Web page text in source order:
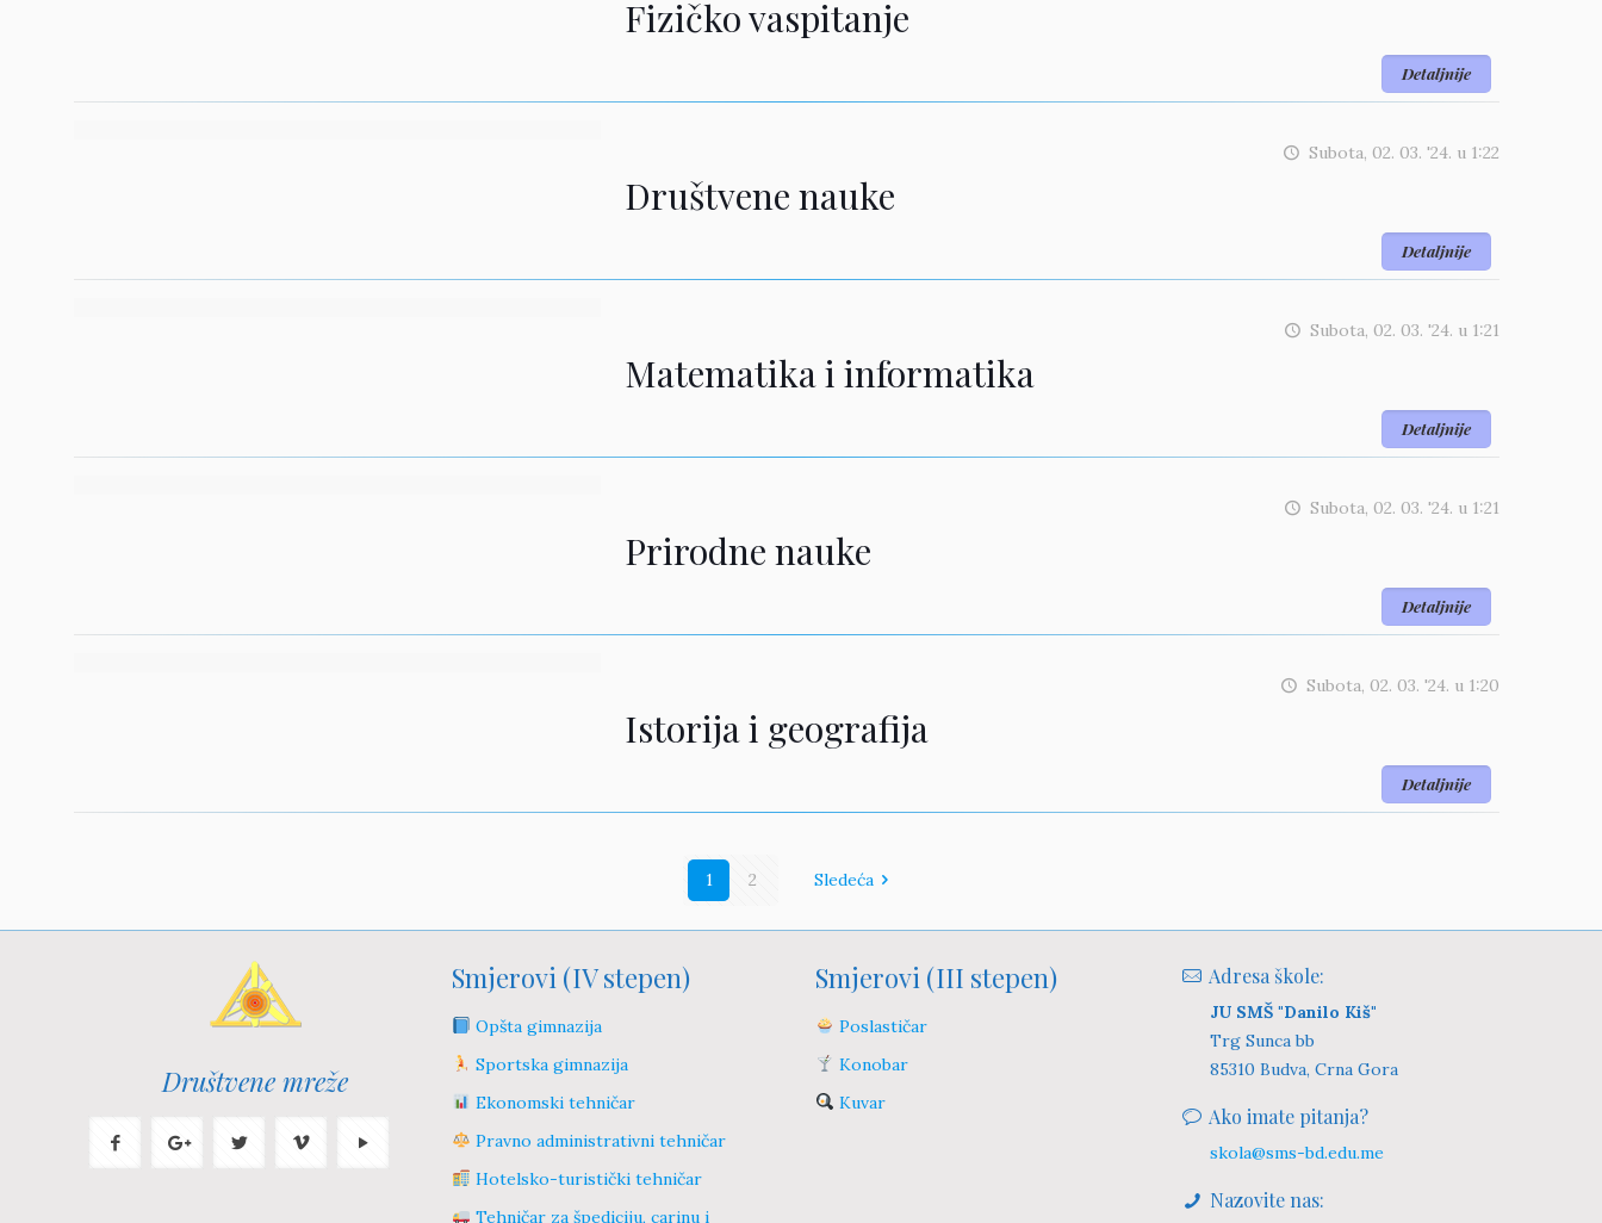
Fizičko vaspitanje
Detaljnije
Subota, 02. 03. '24. u 1:22
Društvene nauke
Detaljnije
Subota, 02. 03. '24. u 1:21
Matematika i informatika
Detaljnije
Subota, 02. 03. '24. u 1:21
Prirodne nauke
Detaljnije
Subota, 02. 03. '24. u 1:20
Istorija i geografija
Detaljnije
1 2 Sledeća
Društvene mreže
Smjerovi (IV stepen)
Opšta gimnazija
Sportska gimnazija
Ekonomski tehničar
Pravno administrativni tehničar
Hotelsko-turistički tehničar
Tehničar za špediciju, carinu i
Smjerovi (III stepen)
Poslastičar
Konobar
Kuvar
Adresa škole:
JU SMŠ "Danilo Kiš"
Trg Sunca bb
85310 Budva, Crna Gora
Ako imate pitanja?
skola@sms-bd.edu.me
Nazovite nas: